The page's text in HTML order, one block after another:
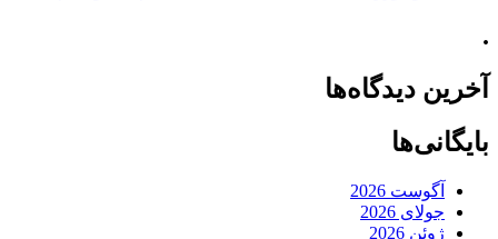
.
آخرین دیدگاه‌ها
بایگانی‌ها
آگوست 2026
جولای 2026
ژوئن 2026